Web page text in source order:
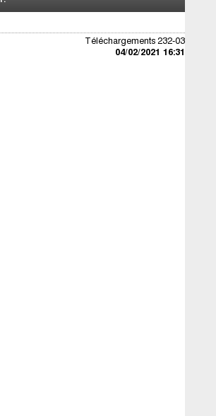
Téléchargements 232-03
04/02/2021 16:31